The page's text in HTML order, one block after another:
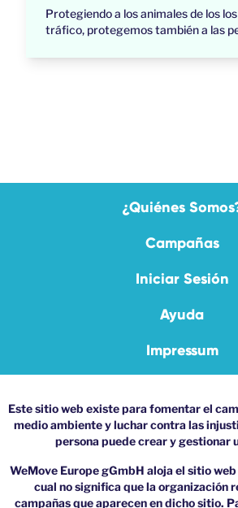
Protegiendo a los animales de los
tráfico, protegemos también a las
¿Quiénes
Campañas
Iniciar Sesión
Ayuda
Impressum
Este sitio web existe para fomentar el
medio ambiente y luchar contra las
persona puede crear y gestionar
WeMove Europe gGmbH aloja el sitio
cual no significa que la organización
campañas que aparecen en dicho sitio.